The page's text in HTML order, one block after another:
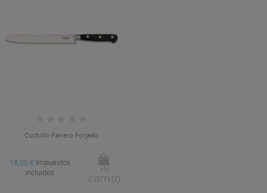
Cuchillo Panero Forjado
18,00 € Impuestos
incluidos
Al
carrito